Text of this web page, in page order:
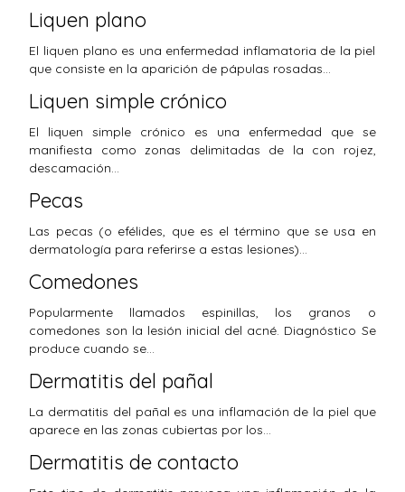
Liquen plano
El liquen plano es una enfermedad inflamatoria de la piel
que consiste en la aparición de pápulas rosadas…
Liquen simple crónico
El liquen simple crónico es una enfermedad que se
manifiesta como zonas delimitadas de la con rojez,
descamación…
Pecas
Las pecas (o efélides, que es el término que se usa en
dermatología para referirse a estas lesiones)…
Comedones
Popularmente llamados espinillas, los granos o
comedones son la lesión inicial del acné. Diagnóstico Se
produce cuando se…
Dermatitis del pañal
La dermatitis del pañal es una inflamación de la piel que
aparece en las zonas cubiertas por los…
Dermatitis de contacto